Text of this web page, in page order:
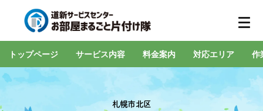
トップページ サービス内容 料金案内 対応エリア 作
札幌市北区